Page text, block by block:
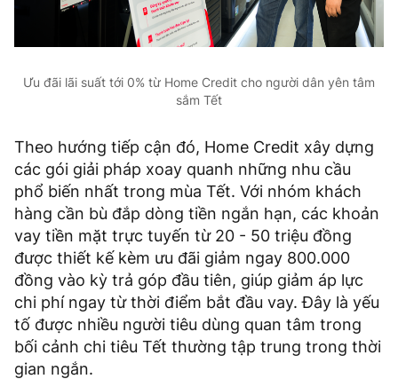
Ưu đãi lãi suất tới 0% từ Home Credit cho người dân yên tâm
sắm Tết
Theo hướng tiếp cận đó, Home Credit xây dựng
các gói giải pháp xoay quanh những nhu cầu
phổ biến nhất trong mùa Tết. Với nhóm khách
hàng cần bù đắp dòng tiền ngắn hạn, các khoản
vay tiền mặt trực tuyến từ 20 - 50 triệu đồng
được thiết kế kèm ưu đãi giảm ngay 800.000
đồng vào kỳ trả góp đầu tiên, giúp giảm áp lực
chi phí ngay từ thời điểm bắt đầu vay. Đây là yếu
tố được nhiều người tiêu dùng quan tâm trong
bối cảnh chi tiêu Tết thường tập trung trong thời
gian ngắn.